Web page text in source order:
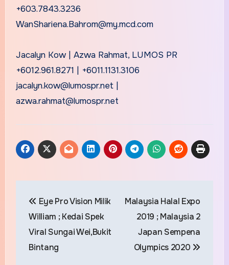
+603.7843.3236
WanShariena.Bahrom@my.mcd.com
Jacalyn Kow | Azwa Rahmat, LUMOS PR
+6012.961.8271 | +6011.1131.3106
jacalyn.kow@lumospr.net|
azwa.rahmat@lumospr.net
navigation
Eye Pro Vision Milik
William ; Kedai Spek
Viral Sungai Wei,Bukit
Bintang
Malaysia Halal Expo
2019 ; Malaysia 2
Japan Sempena
Olympics 2020